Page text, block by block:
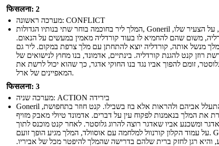
फिसलना: 2
מערכה ראשונה: CONFLICT
המלך ליר בחוכמה בוחר שתי בנותיו הגדולות, Goneril ו רגן, על הצעיר שלו,
משום שהם להחמיא לו בעוד קורדליה מאמין במעשים על הנאום.
מנשל אותה, קורדליה יוצא להתחתן עם מלך צרפת במקום. ליר גם
רוזן קנט להגנת קורדליה. בינתיים, אדמונד, בנו מחוץ לנישואים של
גלוסטר, זומם להפוך אביו נגד בנו החוקי אדגר, כך שהוא יכול לרשת את
המאפיינים של ארל.
फिसलना: 3
מערכה שניה: ACTION בירידה
Goneril ו רגן להתעלל אביהם ולהראות אלא בוז בשבילו. קנט חוזר בתחפושת,
את המלך בנאמנות לפקוח עין על דברים. אדמונד טיולי מאבק מזויף
ומשכנע אביו שאדגר רוצה להרוג גלוסטר. לאחר קנט מוכנס לתוך
על עמוד הקלון קורנוול למלחמה עם אוסוולד, המלך מגיע הופך זועם. Goneril
והיא רגן לחזק ברית שלהם בדרישה שהמלך להיפטר מכל של אביריו.